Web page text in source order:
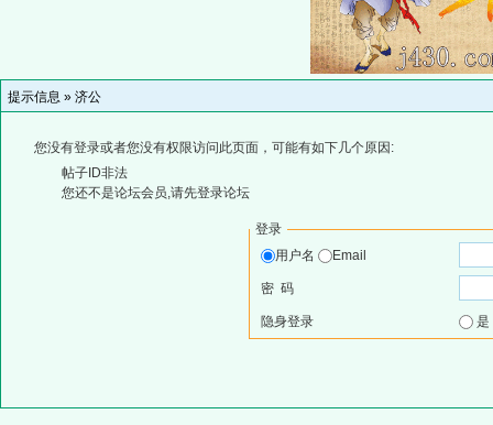
提示信息 » 济公
您没有登录或者您没有权限访问此页面，可能有如下几个原因:
帖子ID非法
您还不是论坛会员,请先登录论坛
登录
用户名
Email
密 码
隐身登录